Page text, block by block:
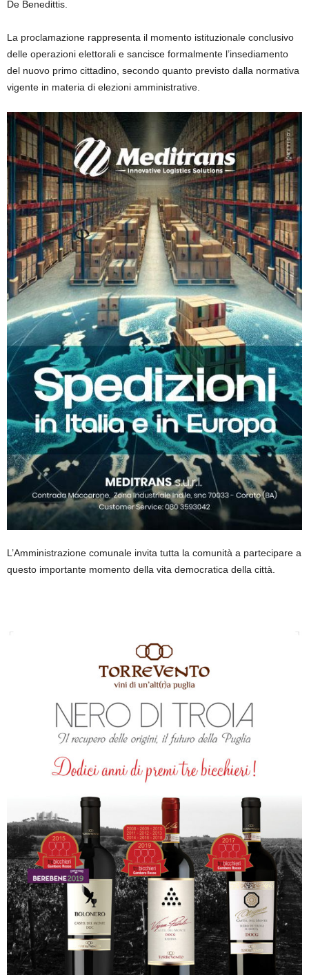
De Benedittis.
La proclamazione rappresenta il momento istituzionale conclusivo
delle operazioni elettorali e sancisce formalmente l’insediamento
del nuovo primo cittadino, secondo quanto previsto dalla normativa
vigente in materia di elezioni amministrative.
L’Amministrazione comunale invita tutta la comunità a partecipare a
questo importante momento della vita democratica della città.